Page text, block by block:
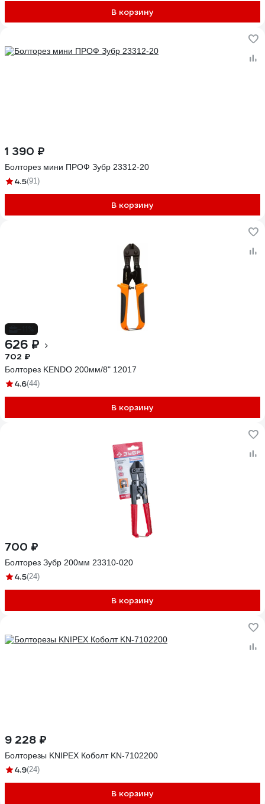
В корзину
1 390 ₽
Болторез мини ПРОФ Зубр 23312-20
4.5(91)
В корзину
626 ₽
702 ₽
Болторез KENDO 200мм/8" 12017
4.6(44)
В корзину
700 ₽
Болторез Зубр 200мм 23310-020
4.5(24)
В корзину
9 228 ₽
Болторезы KNIPEX Коболт KN-7102200
4.9(24)
В корзину